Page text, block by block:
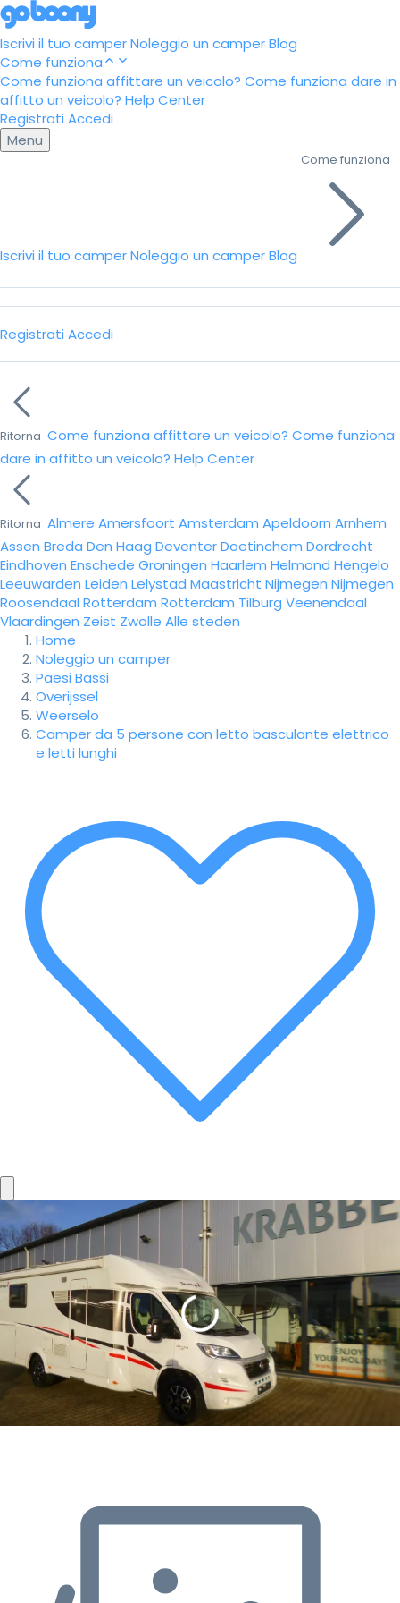
Iscrivi il tuo camperNoleggio un camperBlog
Come funziona
Come funziona affittare un veicolo? Come funziona dare in
affitto un veicolo? Help Center
Registrati Accedi
Menu
Iscrivi il tuo camperNoleggio un camperBlog
Come funziona
Registrati Accedi
Ritorna Come funziona affittare un veicolo? Come funziona
dare in affitto un veicolo? Help Center
Ritorna Almere Amersfoort Amsterdam Apeldoorn Arnhem
Assen Breda Den Haag DeventerDoetinchem Dordrecht
Eindhoven Enschede Groningen Haarlem Helmond Hengelo
Leeuwarden Leiden Lelystad Maastricht Nijmegen Nijmegen
Roosendaal Rotterdam Rotterdam Tilburg Veenendaal
Vlaardingen Zeist Zwolle Alle steden
Home
Noleggio un camper
Paesi Bassi
Overijssel
Weerselo
Camper da 5 persone con letto basculante elettrico
e letti lunghi